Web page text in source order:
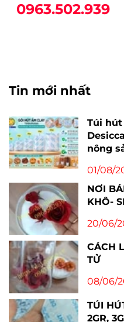
0963.502.939
Tin mới nhất
Túi
nông
01/08/
NƠI
KHÔ-
20/06/
CÁCH
TỬ
08/06/
TÚI
2GR,